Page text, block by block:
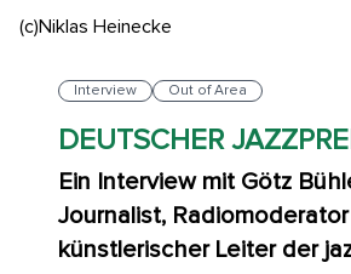
(c)Niklas Heinecke
Interview Out of Area
DEUTSCHER
Ein Interview mit Götz
Journalist,
künstlerischer Leiter der